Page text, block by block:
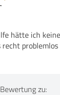
hätte ich
recht
zu: